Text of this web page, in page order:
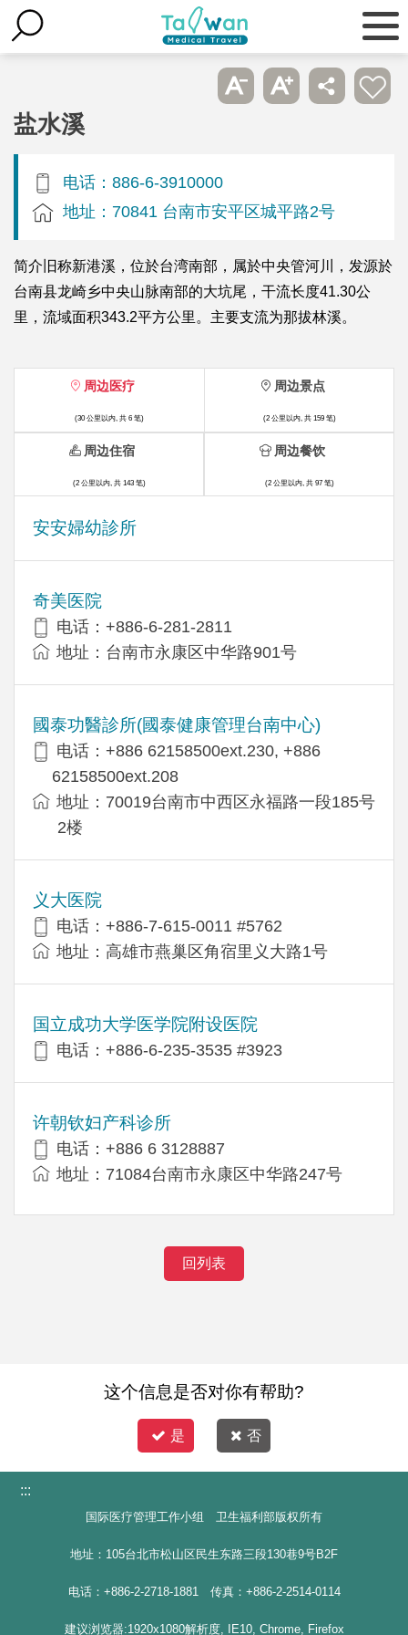
盐水溪
电话：886-6-3910000
地址：70841 台南市安平区城平路2号
简介旧称新港溪，位於台湾南部，属於中央管河川，发源於
台南县龙崎乡中央山脉南部的大坑尾，干流长度41.30公
里，流域面积343.2平方公里。主要支流为那拔林溪。
周边医疗
(30 公里以内, 共 6 笔)
安安婦幼診所
奇美医院
电话：+886-6-281-2811
地址：台南市永康区中华路901号
國泰功醫診所(國泰健康管理台南中心)
电话：+886 62158500ext.230, +886
62158500ext.208
地址：70019台南市中西区永福路一段185号
2楼
义大医院
电话：+886-7-615-0011 #5762
地址：高雄市燕巢区角宿里义大路1号
国立成功大学医学院附设医院
电话：+886-6-235-3535 #3923
许朝钦妇产科诊所
电话：+886 6 3128887
地址：71084台南市永康区中华路247号
周边景点
(2 公里以内, 共 159 笔)
周边住宿
(2 公里以内, 共 143 笔)
周边餐饮
(2 公里以内, 共 97 笔)
回列表
这个信息是否对你有帮助?
是 否
:::
国际医疗管理工作小组 卫生福利部版权所有
地址：105台北市松山区民生东路三段130巷9号B2F
电话：+886-2-2718-1881 传真：+886-2-2514-0114
建议浏览器:1920x1080解析度, IE10, Chrome, Firefox